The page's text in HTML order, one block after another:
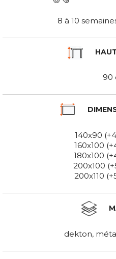
8 à 10
90
140x90
160x100
180x100
200x100
200x110
dekton,